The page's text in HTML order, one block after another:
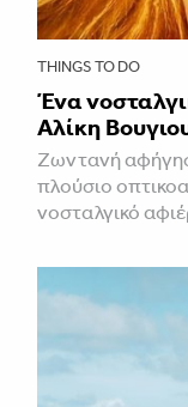
THINGS TO DO
Ένα
Αλίκη
Ζωντανή
πλούσιο
νοσταλγικό